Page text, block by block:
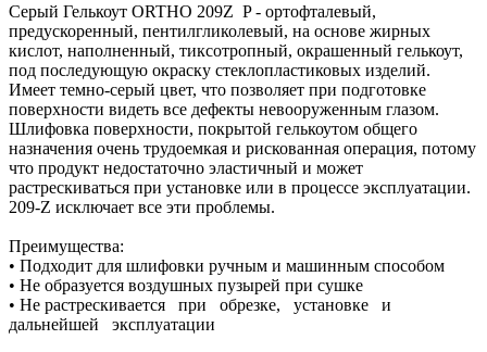
Серый Гелькоут ORTHO 209Z P - ортофталевый,
предускоренный, пентилгликолевый, на основе жирных
кислот, наполненный, тиксотропный, окрашенный гелькоут,
под последующую окраску стеклопластиковых изделий.
Имеет темно-серый цвет, что позволяет при подготовке
поверхности видеть все дефекты невооруженным глазом.
Шлифовка поверхности, покрытой гелькоутом общего
назначения очень трудоемкая и рискованная операция, потому
что продукт недостаточно эластичный и может
растрескиваться при установке или в процессе эксплуатации.
209-Z исключает все эти проблемы.
Преимущества:
• Подходит для шлифовки ручным и машинным способом
• Не образуется воздушных пузырей при сушке
• Не растрескивается при обрезке, установке и
дальнейшей эксплуатации